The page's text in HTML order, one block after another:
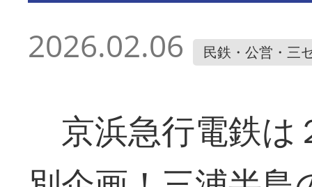
2026.02.06 民鉄・公営・三
京浜急行電鉄は